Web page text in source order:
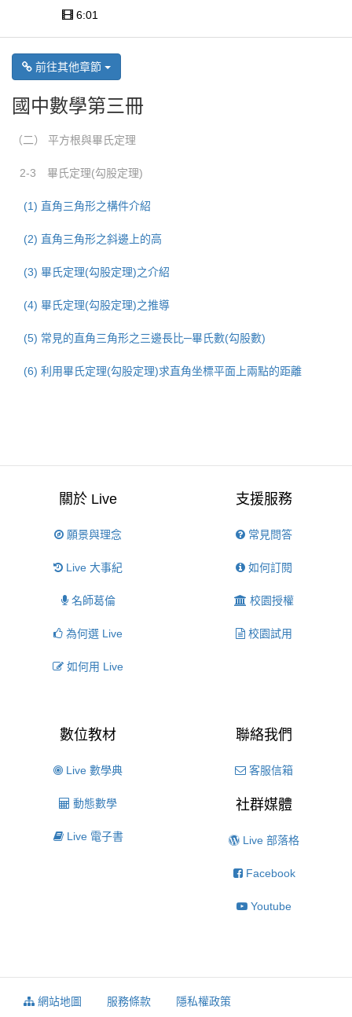
6:01
前往其他章節
國中數學第三冊
（二） 平方根與畢氏定理
2-3 畢氏定理(勾股定理)
(1) 直角三角形之構件介紹
(2) 直角三角形之斜邊上的高
(3) 畢氏定理(勾股定理)之介紹
(4) 畢氏定理(勾股定理)之推導
(5) 常見的直角三角形之三邊長比─畢氏數(勾股數)
(6) 利用畢氏定理(勾股定理)求直角坐標平面上兩點的距離
關於 Live
願景與理念
Live 大事紀
名師葛倫
為何選 Live
如何用 Live
支援服務
常見問答
如何訂閱
校園授權
校園試用
數位教材
Live 數學典
動態數學
Live 電子書
聯絡我們
客服信箱
社群媒體
Live 部落格
Facebook
Youtube
網站地圖 服務條款 隱私權政策